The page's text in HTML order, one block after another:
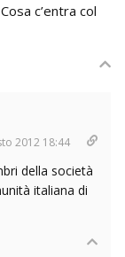
c’entra col
2012 18:44
della società
italiana di